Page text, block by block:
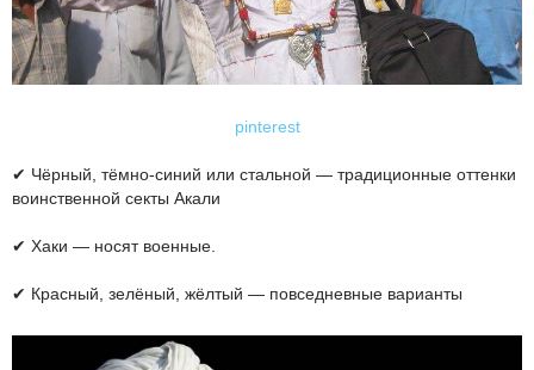
pinterest
✔ Чёрный, тёмно-синий или стальной — традиционные оттенки
воинственной секты Акали
✔ Хаки — носят военные.
✔ Красный, зелёный, жёлтый — повседневные варианты